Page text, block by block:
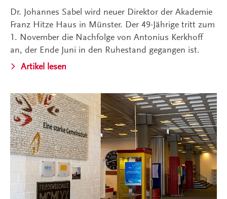
Dr. Johannes Sabel wird neuer Direktor der Akademie
Franz Hitze Haus in Münster. Der 49-Jährige tritt zum
1. November die Nachfolge von Antonius Kerkhoff
an, der Ende Juni in den Ruhestand gegangen ist.
Artikel lesen